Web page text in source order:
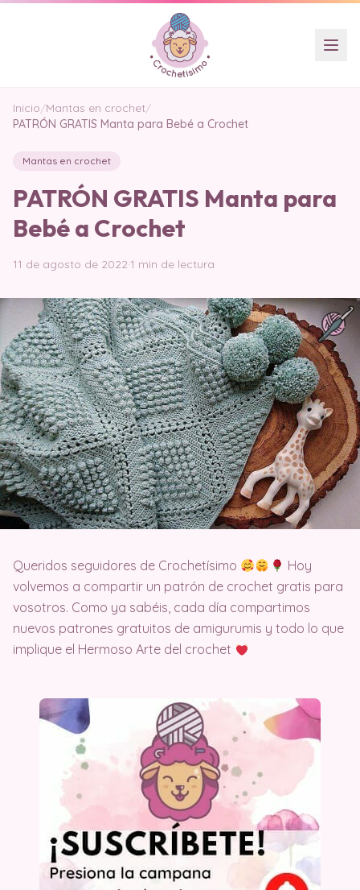
Inicio/Mantas en crochet/
PATRÓN GRATIS Manta para Bebé a Crochet
Mantas en crochet
PATRÓN GRATIS Manta para
Bebé a Crochet
11 de agosto de 2022·1 min de lectura
Queridos seguidores de Crochetísimo
Hoy
volvemos a compartir un patrón de crochet gratis para
vosotros. Como ya sabéis, cada día compartimos
nuevos patrones gratuitos de amigurumis y todo lo que
implique el Hermoso Arte del crochet